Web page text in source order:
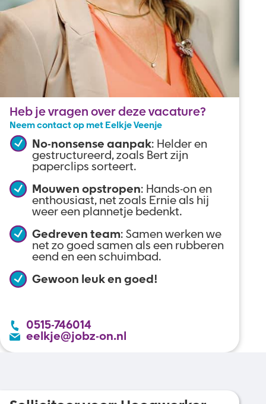
Heb je vragen over deze vacature?
Neem contact op met Eelkje Veenje
No-nonsense aanpak: Helder en
gestructureerd, zoals Bert zijn
paperclips sorteert.
Mouwen opstropen: Hands-on en
enthousiast, net zoals Ernie als hij
weer een plannetje bedenkt.
Gedreven team: Samen werken we
net zo goed samen als een rubberen
eend en een schuimbad.
Gewoon leuk en goed!
0515-746014
eelkje@jobz-on.nl